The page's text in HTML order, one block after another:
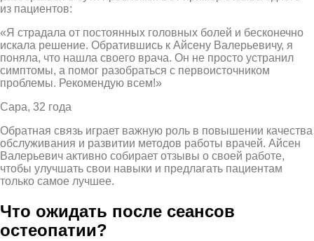
из пациентов:
«Я страдала от постоянных головных болей и бесконечно
искала решение. Обратившись к Айсену Валерьевичу, я
поняла, что нашла своего врача. Он не просто устранил
симптомы, а помог разобраться с первоисточником
проблемы. Рекомендую всем!»
Сара, 32 года
Обратная связь играет важную роль в повышении качества
обслуживания и развитии методов работы врачей. Айсен
Валерьевич активно собирает отзывы о своей работе,
чтобы улучшать свои навыки и предлагать пациентам
только самое лучшее.
Что ожидать после сеансов
остеопатии?